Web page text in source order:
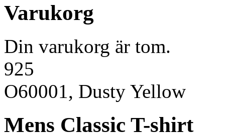
Varukorg
Din varukorg är tom.
925
O60001, Dusty Yellow
Mens Classic T-shirt